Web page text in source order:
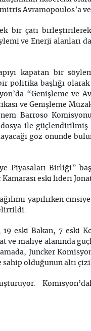
Avramopoulos’a
bir çatı
ve Enerji alanları
kapatan bir
politika başlığı
“Genişleme ve
ve Genişleme
Barroso
dosya ile
göz önünde
Piyasaları Birliği”
eski lideri
yapılırken
19 eski Bakan, 7 eski
ve maliye alanında
Juncker
olduğunun altı